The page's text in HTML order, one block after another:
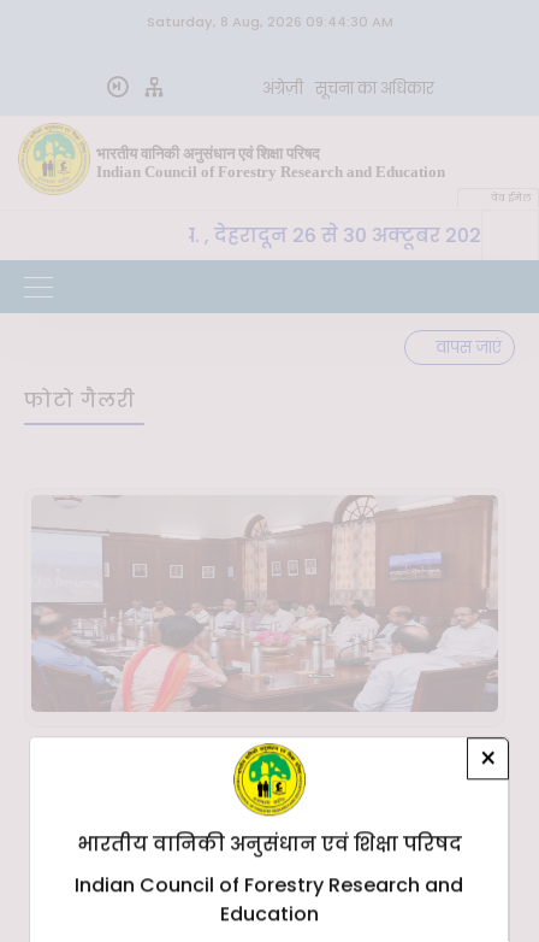
Saturday, 8 Aug, 2026 09:44:30 AM
अंग्रेज़ी सूचना का अधिकार
भारतीय वानिकी अनुसंधान एवं शिक्षा परिषद
Indian Council of Forestry Research and Education
वेब ईमेल
SLM, भा. वा. अ. शि. प. , देहरादून 26 से 30 अक्टूबर 2026
वापस जाएं
फोटो गैलरी
×
भारतीय वानिकी अनुसंधान एवं शिक्षा परिषद
Indian Council of Forestry Research and
Education